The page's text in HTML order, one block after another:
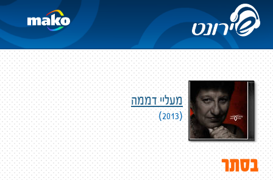
מעליי דממה
(2013)
בסתר